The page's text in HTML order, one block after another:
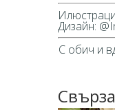
Дизайн:
С обич и